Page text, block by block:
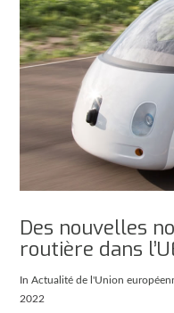
Des nouvelles
routière dans
InActualité de l'Union
2022